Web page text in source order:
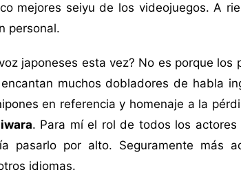
mejores seiyu de los videojuegos. A
personal.
japoneses esta vez? No es porque los
muchos dobladores de habla
en referencia y homenaje a la
. Para mí el rol de todos los actores
pasarlo por alto. Seguramente más
idiomas.